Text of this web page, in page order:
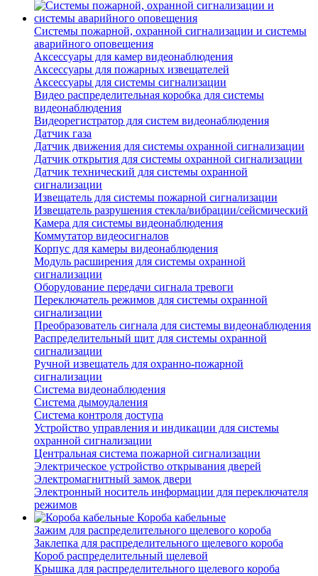
Системы пожарной, охранной сигнализации и системы
аварийного оповещения
Аксессуары для камер видеонаблюдения
Аксессуары для пожарных извещателей
Аксессуары для системы сигнализации
Видео распределительная коробка для системы
видеонаблюдения
Видеорегистратор для систем видеонаблюдения
Датчик газа
Датчик движения для системы охранной сигнализации
Датчик открытия для системы охранной сигнализации
Датчик технический для системы охранной
сигнализации
Извещатель для системы пожарной сигнализации
Извещатель разрушения стекла/вибрации/сейсмический
Камера для системы видеонаблюдения
Коммутатор видеосигналов
Корпус для камеры видеонаблюдения
Модуль расширения для системы охранной
сигнализации
Оборудование передачи сигнала тревоги
Переключатель режимов для системы охранной
сигнализации
Преобразователь сигнала для системы видеонаблюдения
Распределительный щит для системы охранной
сигнализации
Ручной извещатель для охранно-пожарной
сигнализации
Система видеонаблюдения
Система дымоудаления
Система контроля доступа
Устройство управления и индикации для системы
охранной сигнализации
Центральная система пожарной сигнализации
Электрическое устройство открывания дверей
Электромагнитный замок двери
Электронный носитель информации для переключателя
режимов
Короба кабельные
Зажим для распределительного щелевого короба
Заклепка для распределительного щелевого короба
Короб распределительный щелевой
Крышка для распределительного щелевого короба